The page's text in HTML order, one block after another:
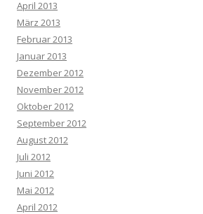
April 2013
März 2013
Februar 2013
Januar 2013
Dezember 2012
November 2012
Oktober 2012
September 2012
August 2012
Juli 2012
Juni 2012
Mai 2012
April 2012